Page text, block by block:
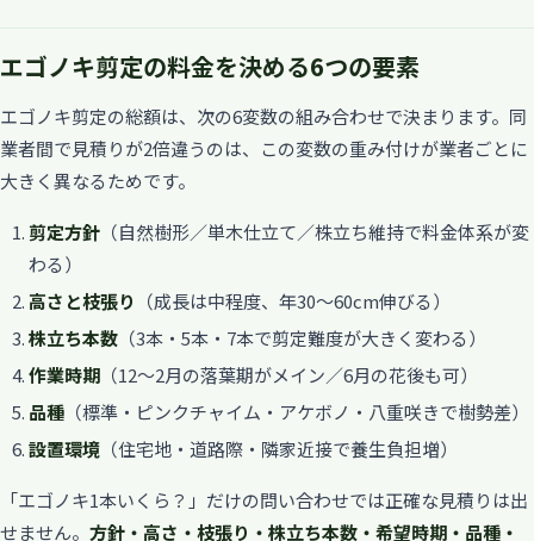
エゴノキ剪定の料金を決める6つの要素
エゴノキ剪定の総額は、次の6変数の組み合わせで決まります。同
業者間で見積りが2倍違うのは、この変数の重み付けが業者ごとに
大きく異なるためです。
剪定方針 （自然樹形／単木仕立て／株立ち維持で料金体系が変
わる）
高さと枝張り
（成長は中程度、年30〜60cm伸びる）
株立ち本数 （3本・5本・7本で剪定難度が大きく変わる）
作業時期 （12〜2月の落葉期がメイン／6月の花後も可）
品種 （標準・ピンクチャイム・アケボノ・八重咲きで樹勢差）
設置環境 （住宅地・道路際・隣家近接で養生負担増）
「エゴノキ1本いくら？」だけの問い合わせでは正確な見積りは出
せません。 方針・高さ・枝張り・株立ち本数・希望時期・品種・